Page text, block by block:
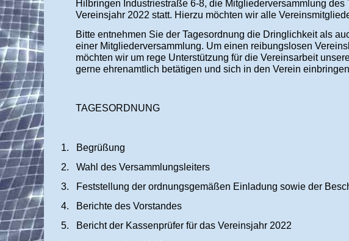
Hilbringen Industriestraße 6-8, die Mitgliederversammlung
Vereinsjahr 2022 statt. Hierzu möchten wir alle
Bitte entnehmen Sie der Tagesordnung die Dringlichkeit als
einer Mitgliederversammlung. Um einen reibungslosen
möchten wir um rege Unterstützung für die Vereinsarbeit
gerne ehrenamtlich betätigen und sich in den Verein
TAGESORDNUNG
1.
Begrüßung
2.
Wahl des Versammlungsleiters
3.
Feststellung der ordnungsgemäßen Einladung sowie der
4.
Berichte des Vorstandes
5.
Bericht der Kassenprüfer für das Vereinsjahr 2022